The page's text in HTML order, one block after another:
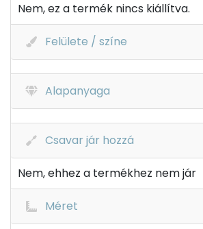
Nem, ez a termék nincs kiállítva.
Felülete / színe
Alapanyaga
Csavar jár hozzá
Nem, ehhez a termékhez nem jár
Méret